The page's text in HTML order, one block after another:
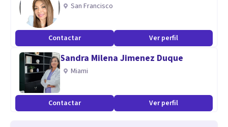
San Francisco
Contactar Ver perfil
Sandra Milena Jimenez Duque
Miami
Contactar Ver perfil